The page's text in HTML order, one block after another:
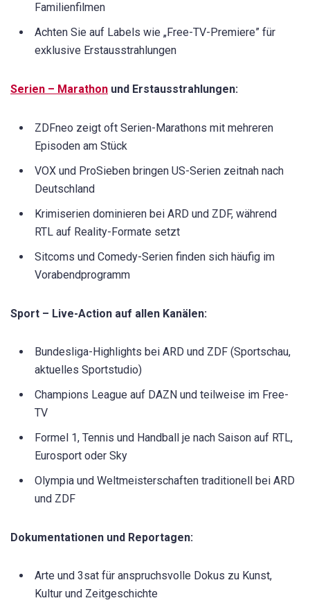
Familienfilmen
Achten Sie auf Labels wie „Free-TV-Premiere” für
exklusive Erstausstrahlungen
Serien – Marathon und Erstausstrahlungen:
ZDFneo zeigt oft Serien-Marathons mit mehreren
Episoden am Stück
VOX und ProSieben bringen US-Serien zeitnah nach
Deutschland
Krimiserien dominieren bei ARD und ZDF, während
RTL auf Reality-Formate setzt
Sitcoms und Comedy-Serien finden sich häufig im
Vorabendprogramm
Sport – Live-Action auf allen Kanälen:
Bundesliga-Highlights bei ARD und ZDF (Sportschau,
aktuelles Sportstudio)
Champions League auf DAZN und teilweise im Free-
TV
Formel 1, Tennis und Handball je nach Saison auf RTL,
Eurosport oder Sky
Olympia und Weltmeisterschaften traditionell bei ARD
und ZDF
Dokumentationen und Reportagen:
Arte und 3sat für anspruchsvolle Dokus zu Kunst,
Kultur und Zeitgeschichte